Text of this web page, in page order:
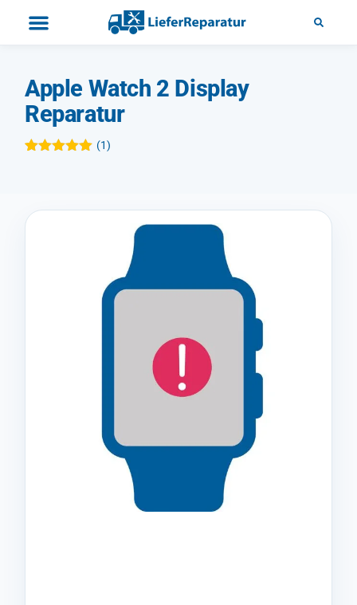
Apple Watch 2 Display
Reparatur
Kundenbewertung
(1)